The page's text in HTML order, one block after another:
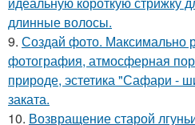
длинные волосы.
9. Создай фото. Максимально
фотография, атмосферная
природе, эстетика "Сафари -
заката.
10. Возвращение старой